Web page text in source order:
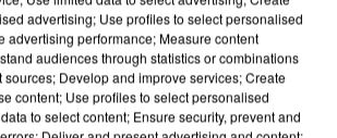
advertising; Use profiles to select personalised
advertising performance; Measure content
audiences through statistics or combinations
sources; Develop and improve services; Create
content; Use profiles to select personalised
to select content; Ensure security, prevent and